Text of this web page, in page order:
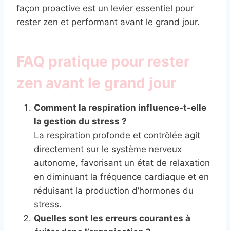
façon proactive est un levier essentiel pour
rester zen et performant avant le grand jour.
FAQ pratique pour rester
zen avant le grand jour
Comment la respiration influence-t-elle
la gestion du stress ?
La respiration profonde et contrôlée agit
directement sur le système nerveux
autonome, favorisant un état de relaxation
en diminuant la fréquence cardiaque et en
réduisant la production d’hormones du
stress.
Quelles sont les erreurs courantes à